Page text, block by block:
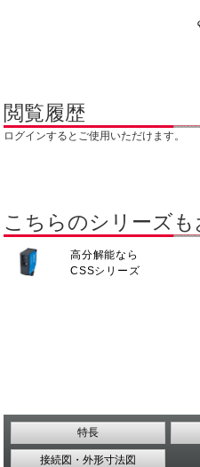
閲覧履歴
ログインするとご使用いただけます。
こちらのシリーズ
高分解能なら
CSSシリーズ
特長
接続図・外形寸法図